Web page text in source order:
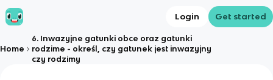
Login Get started
Home
6. Inwazyjne gatunki obce oraz gatunki
rodzime - określ, czy gatunek jest inwazyjny
czy rodzimy